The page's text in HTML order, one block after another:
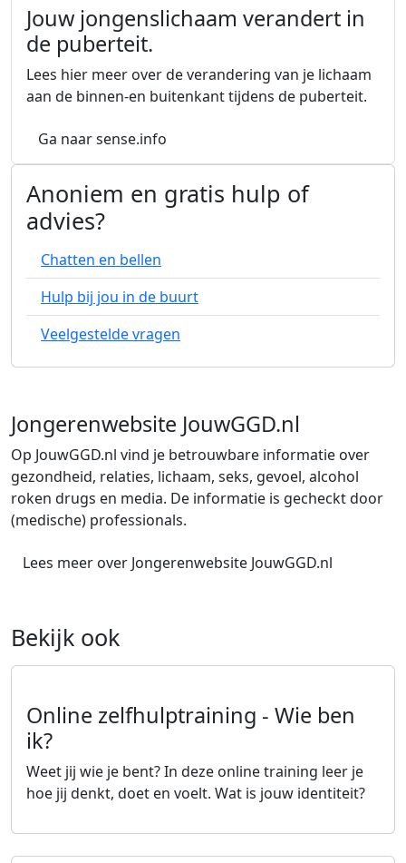
Jouw jongenslichaam verandert in
de puberteit.
Lees hier meer over de verandering van je lichaam
aan de binnen-en buitenkant tijdens de puberteit.
Ga naar sense.info
Anoniem en gratis hulp of
advies?
Chatten en bellen
Hulp bij jou in de buurt
Veelgestelde vragen
Jongerenwebsite JouwGGD.nl
Op JouwGGD.nl vind je betrouwbare informatie over
gezondheid, relaties, lichaam, seks, gevoel, alcohol
roken drugs en media. De informatie is gecheckt door
(medische) professionals.
Lees meer over Jongerenwebsite JouwGGD.nl
Bekijk ook
Online zelfhulptraining - Wie ben
ik?
Weet jij wie je bent? In deze online training leer je
hoe jij denkt, doet en voelt. Wat is jouw identiteit?